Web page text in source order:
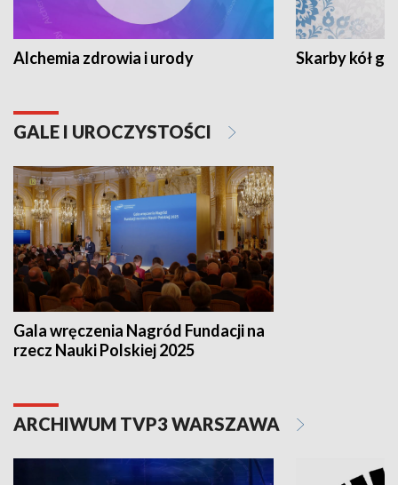
Alchemia zdrowia i urody Skarby kół
GALE I UROCZYSTOŚCI
Gala wręczenia Nagród Fundacji na
rzecz Nauki Polskiej 2025
ARCHIWUM TVP3 WARSZAWA